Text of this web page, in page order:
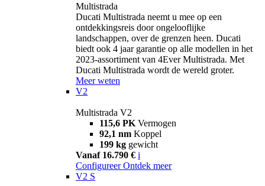
Multistrada
Ducati Multistrada neemt u mee op een
ontdekkingsreis door ongelooflijke
landschappen, over de grenzen heen. Ducati
biedt ook 4 jaar garantie op alle modellen in het
2023-assortiment van 4Ever Multistrada. Met
Ducati Multistrada wordt de wereld groter.
Meer weten
V2
Multistrada V2
115,6 PK Vermogen
92,1 nm Koppel
199 kg gewicht
Vanaf 16.790 € i
Configureer Ontdek meer
V2 S